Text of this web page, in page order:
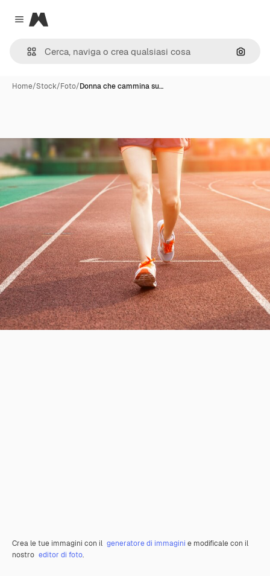
Close menu
Magnific
Cerca
Home/Stock/Foto/Donna che cammina su…
Crea le tue immagini con il generatore di immagini e modificale con il
nostro editor di foto.